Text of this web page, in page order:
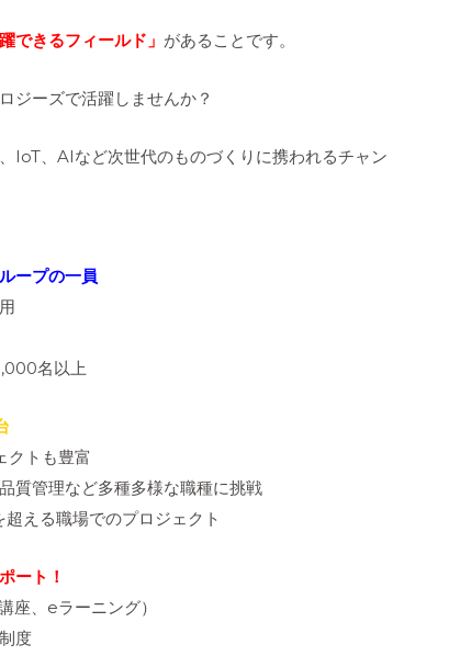
できるフィールド」 があることです。
ジーズで活躍しませんか？
IoT、AIなど次世代のものづくりに携われるチャン
ープの一員
名以上
クトも豊富
質管理など多種多様な職種に挑戦
える職場でのプロジェクト
ート！
座、eラーニング）
度